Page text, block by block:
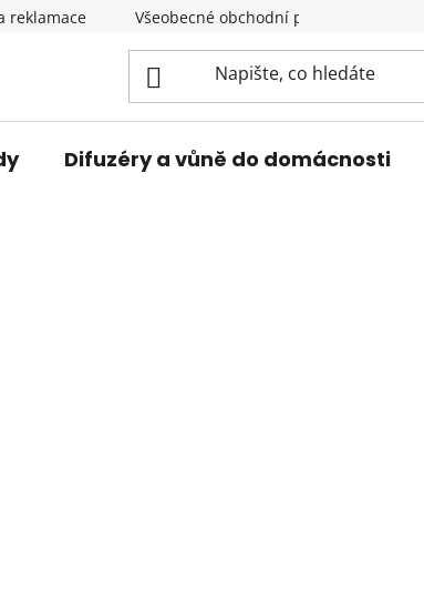
reklamace Všeobecné obchodní podmínky
Difuzéry a vůně do domácnosti